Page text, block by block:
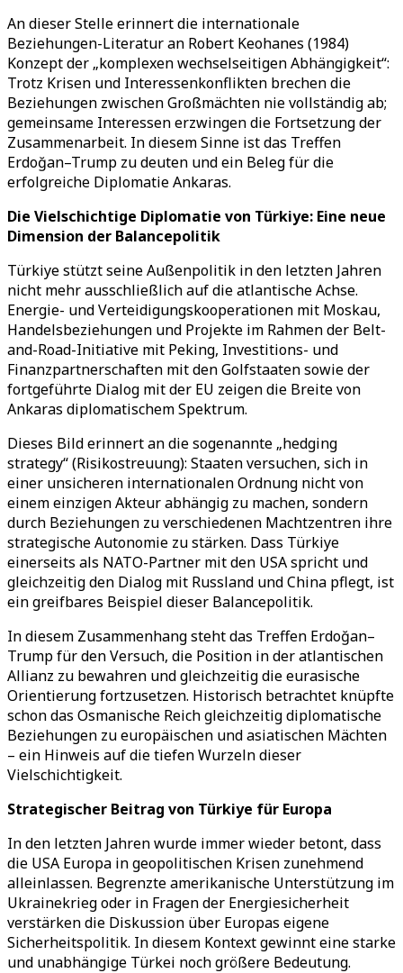
An dieser Stelle erinnert die internationale
Beziehungen-Literatur an Robert Keohanes (1984)
Konzept der „komplexen wechselseitigen Abhängigkeit“:
Trotz Krisen und Interessenkonflikten brechen die
Beziehungen zwischen Großmächten nie vollständig ab;
gemeinsame Interessen erzwingen die Fortsetzung der
Zusammenarbeit. In diesem Sinne ist das Treffen
Erdoğan–Trump zu deuten und ein Beleg für die
erfolgreiche Diplomatie Ankaras.
Die Vielschichtige Diplomatie von Türkiye: Eine neue
Dimension der Balancepolitik
Türkiye stützt seine Außenpolitik in den letzten Jahren
nicht mehr ausschließlich auf die atlantische Achse.
Energie- und Verteidigungskooperationen mit Moskau,
Handelsbeziehungen und Projekte im Rahmen der Belt-
and-Road-Initiative mit Peking, Investitions- und
Finanzpartnerschaften mit den Golfstaaten sowie der
fortgeführte Dialog mit der EU zeigen die Breite von
Ankaras diplomatischem Spektrum.
Dieses Bild erinnert an die sogenannte „hedging
strategy“ (Risikostreuung): Staaten versuchen, sich in
einer unsicheren internationalen Ordnung nicht von
einem einzigen Akteur abhängig zu machen, sondern
durch Beziehungen zu verschiedenen Machtzentren ihre
strategische Autonomie zu stärken. Dass Türkiye
einerseits als NATO-Partner mit den USA spricht und
gleichzeitig den Dialog mit Russland und China pflegt, ist
ein greifbares Beispiel dieser Balancepolitik.
In diesem Zusammenhang steht das Treffen Erdoğan–
Trump für den Versuch, die Position in der atlantischen
Allianz zu bewahren und gleichzeitig die eurasische
Orientierung fortzusetzen. Historisch betrachtet knüpfte
schon das Osmanische Reich gleichzeitig diplomatische
Beziehungen zu europäischen und asiatischen Mächten
– ein Hinweis auf die tiefen Wurzeln dieser
Vielschichtigkeit.
Strategischer Beitrag von Türkiye für Europa
In den letzten Jahren wurde immer wieder betont, dass
die USA Europa in geopolitischen Krisen zunehmend
alleinlassen. Begrenzte amerikanische Unterstützung im
Ukrainekrieg oder in Fragen der Energiesicherheit
verstärken die Diskussion über Europas eigene
Sicherheitspolitik. In diesem Kontext gewinnt eine starke
und unabhängige Türkei noch größere Bedeutung.